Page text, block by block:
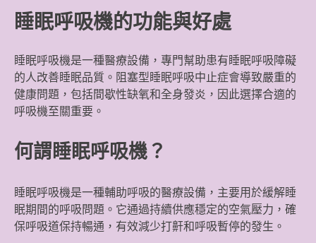
睡眠呼吸機的功能與好處
睡眠呼吸機是一種醫療設備，專門幫助患有睡眠呼吸障礙
的人改善睡眠品質。阻塞型睡眠呼吸中止症會導致嚴重的
健康問題，包括間歇性缺氧和全身發炎，因此選擇合適的
呼吸機至關重要。
何謂睡眠呼吸機？
睡眠呼吸機是一種輔助呼吸的醫療設備，主要用於緩解睡
眠期間的呼吸問題。它通過持續供應穩定的空氣壓力，確
保呼吸道保持暢通，有效減少打鼾和呼吸暫停的發生。